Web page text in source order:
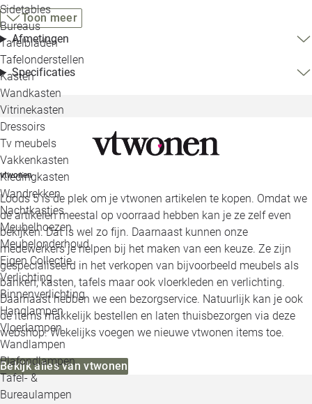
Sidetables
Bureaus
Tafelbladen
Tafelonderstellen
Kasten
Wandkasten
Vitrinekasten
Dressoirs
Tv meubels
Vakkenkasten
Kledingkasten
Wandrekken
Nachtkastjes
Meubelhoezen
Meubelonderhoud
Eigen Collectie
Verlichting
Binnenverlichting
Hanglampen
Vloerlampen
Wandlampen
Plafondlampen
Tafel- &
Bureaulampen
Toon meer
Afmetingen
Specificaties
vtwonen
Loods 5 is de plek om je vtwonen artikelen te kopen. Omdat we
de artikelen meestal op voorraad hebben kan je ze zelf even
bekijken. Dat is wel zo fijn. Daarnaast kunnen onze
medewerkers je helpen bij het maken van een keuze. Ze zijn
gespecialiseerd in het verkopen van bijvoorbeeld meubels als
banken, kasten, tafels maar ook vloerkleden en verlichting.
Daarnaast hebben we een bezorgservice. Natuurlijk kan je ook
de items makkelijk bestellen en laten thuisbezorgen via deze
webshop. Wekelijks voegen we nieuwe vtwonen items toe.
Bekijk alles van vtwonen